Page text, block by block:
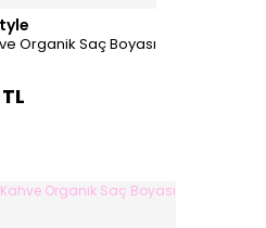
Organik Saç Boyası